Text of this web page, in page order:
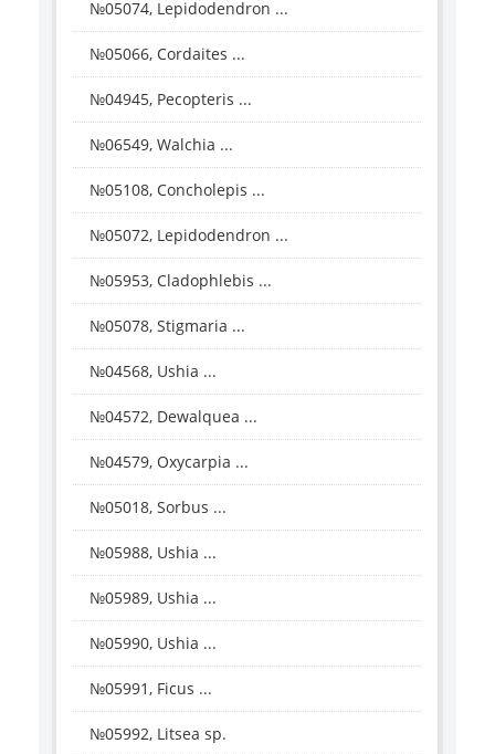
№05074, Lepidodendron ...
№05066, Cordaites ...
№04945, Pecopteris ...
№06549, Walchia ...
№05108, Concholepis ...
№05072, Lepidodendron ...
№05953, Cladophlebis ...
№05078, Stigmaria ...
№04568, Ushia ...
№04572, Dewalquea ...
№04579, Oxycarpia ...
№05018, Sorbus ...
№05988, Ushia ...
№05989, Ushia ...
№05990, Ushia ...
№05991, Ficus ...
№05992, Litsea sp.